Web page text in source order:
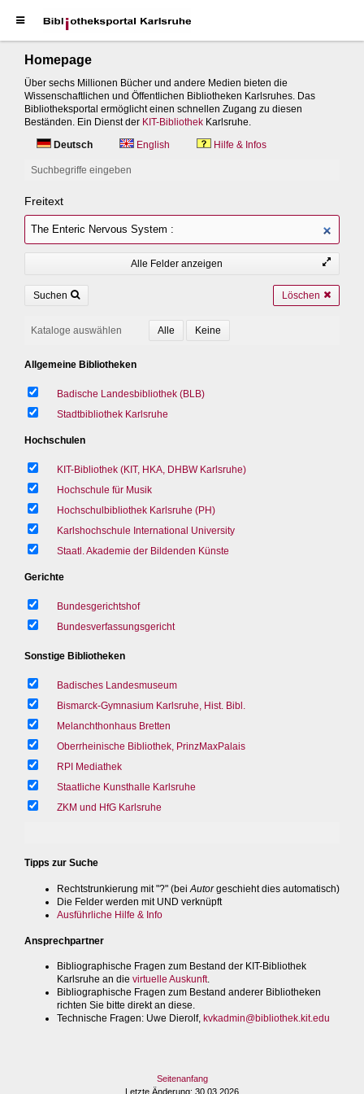
Homepage
Über sechs Millionen Bücher und andere Medien bieten die
Wissenschaftlichen und Öffentlichen Bibliotheken Karlsruhes. Das
Bibliotheksportal ermöglicht einen schnellen Zugang zu diesen
Beständen. Ein Dienst der KIT-Bibliothek Karlsruhe.
Deutsch
English Hilfe & Infos
Suchbegriffe eingeben
Freitext
Alle Felder anzeigen
Suchen Löschen
Kataloge auswählen
Allgemeine Bibliotheken
Badische Landesbibliothek (BLB)
Stadtbibliothek Karlsruhe
Hochschulen
KIT-Bibliothek (KIT, HKA, DHBW Karlsruhe)
Hochschule für Musik
Hochschulbibliothek Karlsruhe (PH)
Karlshochschule International University
Staatl. Akademie der Bildenden Künste
Gerichte
Bundesgerichtshof
Bundesverfassungsgericht
Sonstige Bibliotheken
Badisches Landesmuseum
Bismarck-Gymnasium Karlsruhe, Hist. Bibl.
Melanchthonhaus Bretten
Oberrheinische Bibliothek, PrinzMaxPalais
RPI Mediathek
Staatliche Kunsthalle Karlsruhe
ZKM und HfG Karlsruhe
Tipps zur Suche
Rechtstrunkierung mit "?" (bei Autorgeschieht dies automatisch)
Die Felder werden mit UND verknüpft
Ausführliche Hilfe & Info
Ansprechpartner
Bibliographische Fragen zum Bestand der KIT-Bibliothek
Karlsruhe an die virtuelle Auskunft.
Bibliographische Fragen zum Bestand anderer Bibliotheken
richten Sie bitte direkt an diese.
Technische Fragen: Uwe Dierolf, kvkadmin@bibliothek.kit.edu
Seitenanfang
Letzte Änderung: 30.03.2026